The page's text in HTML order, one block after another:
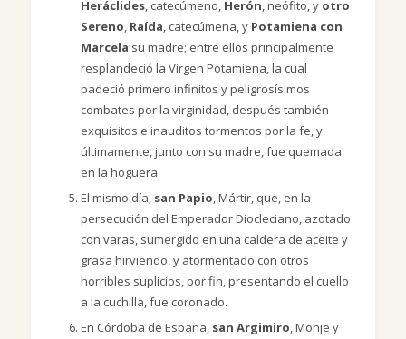
Heráclides, catecúmeno, Herón, neófito, y otro
Sereno, Raída, catecúmena, yPotamiena con
Marcela su madre; entre ellos principalmente
resplandeció la Virgen Potamiena, la cual
padeció primero infinitos y peligrosísimos
combates por la virginidad, después también
exquisitos e inauditos tormentos por la fe, y
últimamente, junto con su madre, fue quemada
en la hoguera.
El mismo día, san Papio, Mártir, que, en la
persecución del Emperador Diocleciano, azotado
con varas, sumergido en una caldera de aceite y
grasa hirviendo, y atormentado con otros
horribles suplicios, por fin, presentando el cuello
a la cuchilla, fue coronado.
En Córdoba de España, san Argimiro, Monje y